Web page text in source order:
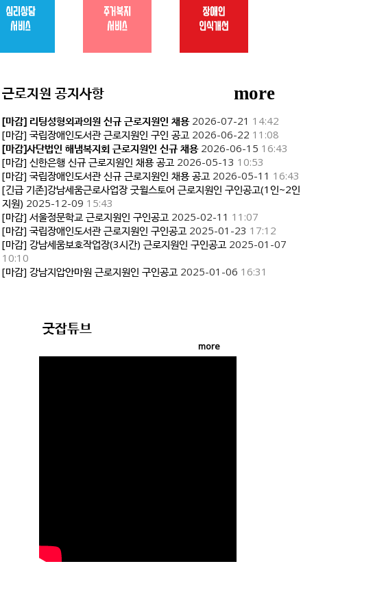
근로지원 공지사항 more
[마감] 리팅성형외과의원 신규 근로지원인 채용 2026-07-21 14:42
[마감] 국립장애인도서관 근로지원인 구인 공고 2026-06-22 11:08
[마감]사단법인 해냄복지회 근로지원인 신규 채용 2026-06-15 16:43
[마감] 신한은행 신규 근로지원인 채용 공고 2026-05-13 10:53
[마감] 국립장애인도서관 신규 근로지원인 채용 공고 2026-05-11 16:43
[긴급 기존]강남세움근로사업장 굿윌스토어 근로지원인 구인공고(1인~2인
지원) 2025-12-09 15:43
[마감] 서울정문학교 근로지원인 구인공고 2025-02-11 11:07
[마감] 국립장애인도서관 근로지원인 구인공고 2025-01-23 17:12
[마감] 강남세움보호작업장(3시간) 근로지원인 구인공고 2025-01-07
10:10
[마감] 강남지압안마원 근로지원인 구인공고 2025-01-06 16:31
굿잡튜브
more